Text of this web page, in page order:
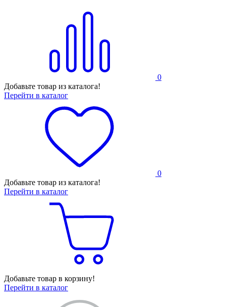
0
Добавьте товар из каталога!
Перейти в каталог
0
Добавьте товар из каталога!
Перейти в каталог
Добавьте товар в корзину!
Перейти в каталог